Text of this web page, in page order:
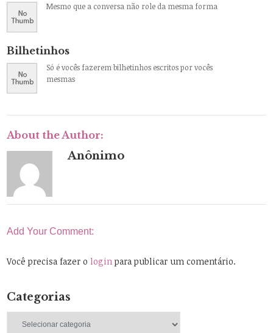
Mesmo que a conversa não role da mesma forma
Bilhetinhos
Só é vocês fazerem bilhetinhos escritos por vocês
mesmas
About the Author:
Anônimo
Add Your Comment:
Você precisa fazer ologin para publicar um comentário.
Categorias